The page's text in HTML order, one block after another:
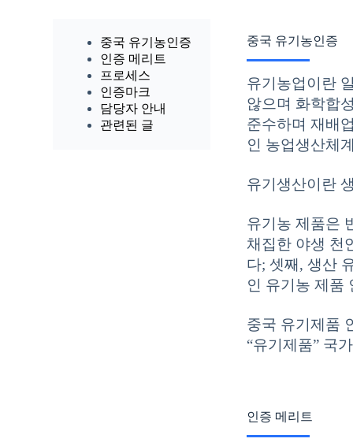
중국 유기농인증
인증 메리트
프로세스
인증마크
담당자 안내
관련된 글
중국 유기농인증
유기농업이란
않으며 화학합
준수하며 재배
인 농업생산체
유기생산이란
유기농 제품은
채집한 야생 천
다; 셋째, 생산
인 유기농 제품
중국 유기제품
“유기제품” 국
인증 메리트